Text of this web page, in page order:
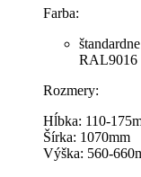
Farba:
RAL9016
Rozmery:
Hĺbka: 110-
Šírka: 1070mm
Výška: 560-